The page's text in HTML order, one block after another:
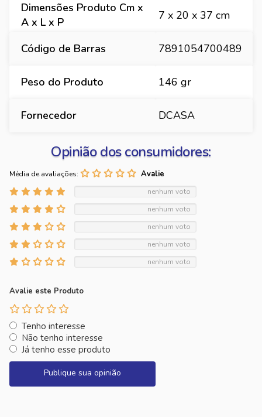
Dimensões Produto Cm x
A x L x P
7 x 20 x 37 cm
Código de Barras 7891054700489
Peso do Produto 146 gr
Fornecedor DCASA
Opinião dos consumidores:
Média de avaliações:
nenhum voto
nenhum voto
nenhum voto
nenhum voto
nenhum voto
Avalie este Produto
Tenho interesse
Não tenho interesse
Já tenho esse produto
Publique sua opinião